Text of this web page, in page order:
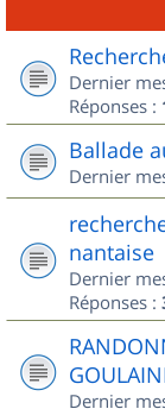
Dernier
Réponses :
Ballade
Dernier
nantaise
Dernier
Réponses :
Dernier